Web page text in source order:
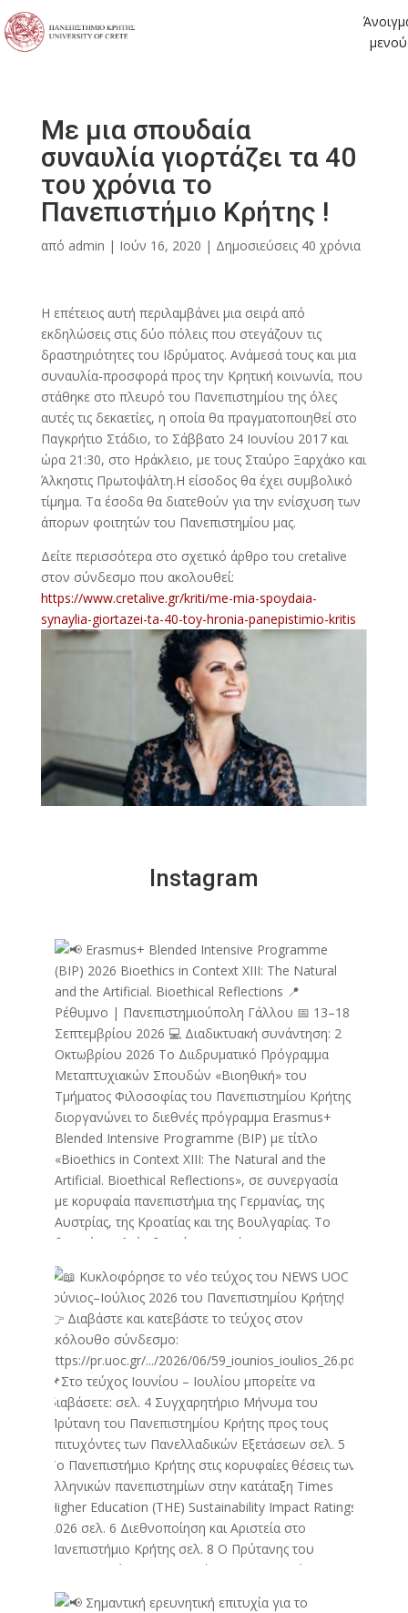
μενού
Με μια σπουδαία
συναυλία γιορτάζει τα 40
του χρόνια το
Πανεπιστήμιο Κρήτης !
από admin | Ιούν 16, 2020 | Δημοσιεύσεις 40 χρόνια
Η επέτειος αυτή περιλαμβάνει μια σειρά από
εκδηλώσεις στις δύο πόλεις που στεγάζουν τις
δραστηριότητες του Ιδρύματος. Ανάμεσά τους και μια
συναυλία-προσφορά προς την Κρητική κοινωνία, που
στάθηκε στο πλευρό του Πανεπιστημίου της όλες
αυτές τις δεκαετίες, η οποία θα πραγματοποιηθεί στο
Παγκρήτιο Στάδιο, το Σάββατο 24 Ιουνίου 2017 και
ώρα 21:30, στο Ηράκλειο, με τους Σταύρο Ξαρχάκο και
Άλκηστις Πρωτοψάλτη.Η είσοδος θα έχει συμβολικό
τίμημα. Τα έσοδα θα διατεθούν για την ενίσχυση των
άπορων φοιτητών του Πανεπιστημίου μας.
Δείτε περισσότερα στο σχετικό άρθρο του cretalive
στον σύνδεσμο που ακολουθεί:
https://www.cretalive.gr/kriti/me-mia-spoydaia-
synaylia-giortazei-ta-40-toy-hronia-panepistimio-kritis
Instagram